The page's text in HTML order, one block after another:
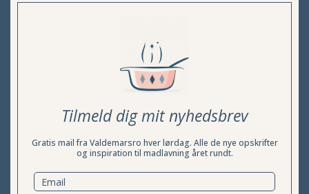
Tilmeld dig mit nyhedsbrev
Gratis mail fra Valdemarsro hver lørdag. Alle de nye opskrifter
og inspiration til madlavning året rundt.